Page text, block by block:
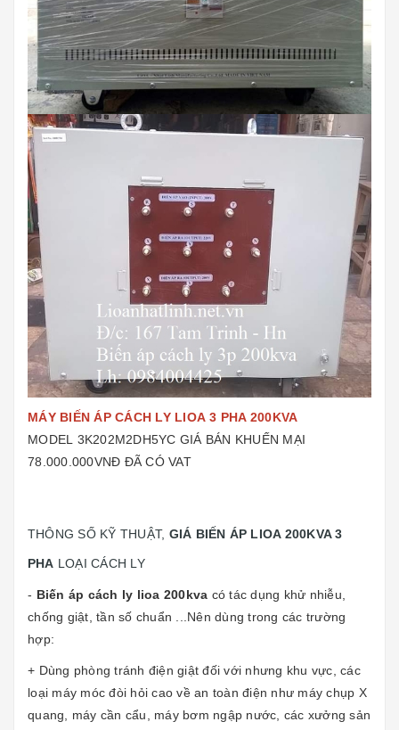
MÁY BIẾN ÁP CÁCH LY LIOA 3 PHA 200KVA
MODEL 3K202M2DH5YC GIÁ BÁN KHUẾN MẠI
78.000.000VNĐ ĐÃ CÓ VAT
THÔNG SỐ KỸ THUẬT, GIÁ BIẾN ÁP LIOA 200KVA 3
PHA LOẠI CÁCH LY
- Biến áp cách ly lioa 200kva có tác dụng khử nhiễu,
chống giật, tần số chuẩn ...Nên dùng trong các trường
hợp:
+ Dùng phòng tránh điện giật đối với nhưng khu vực, các
loại máy móc đòi hỏi cao về an toàn điện như máy chụp X
quang, máy cần cẩu, máy bơm ngập nước, các xưởng sản